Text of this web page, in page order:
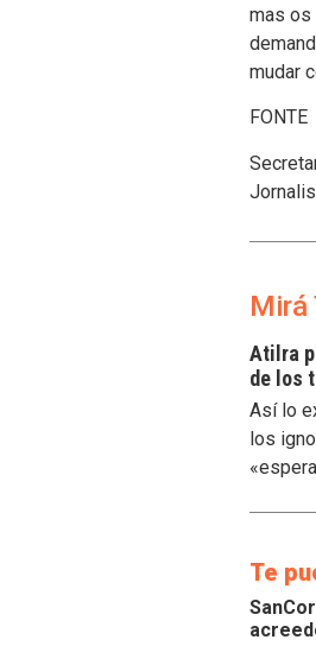
mas os
mudar
FONTE
Mirá
Atilra
de los
Así lo
los
Te